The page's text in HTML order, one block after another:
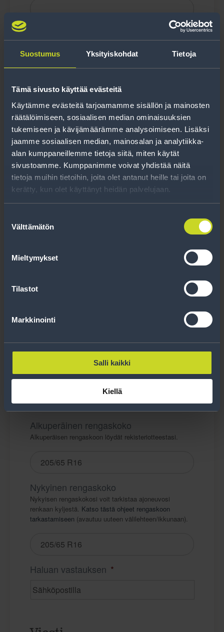
Suostumus Yksityiskohdat Tietoja
Tämä sivusto käyttää evästeitä
Käytämme evästeitä tarjoamamme sisällön ja mainosten
räätälöimiseen, sosiaalisen median ominaisuuksien
tukemiseen ja kävijämäärämme analysoimiseen. Lisäksi
jaamme sosiaalisen median, mainosalan ja analytiikka-
alan kumppaneillemme tietoja siitä, miten käytät
sivustoamme. Kumppanimme voivat yhdistää näitä
tietoja muihin tietoihin, joita olet antanut heille tai joita on
kerätty, kun olet käyttänyt heidän palvelujaan.
valinta
Välttämätön
Mieltymykset
Tilastot
Markkinointi
Salli kaikki
Kiellä
Kaupunki
Postinumero
Malli
Moottorin koko
Alkuperäinen rengaskoko
Alkuperäisen rengaskoon löydät rekisteriotteestasi.
Nykyinen rengaskoko
Nykyisen rengaskokosi voit tarkistaa ajoneuvosi
renkaan kyljestä. Katso tästä ohjeet rengaskoon
tarkastamiseen (avautuu uuteen välilehteen/ikkunaan).
Haluan vastauksen *